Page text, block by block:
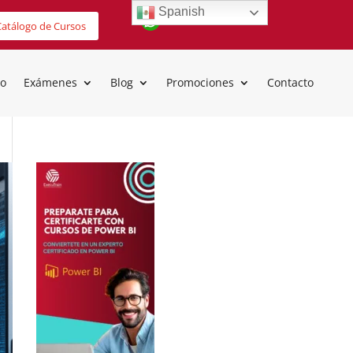
de Cursos
Exámenes Blog Promociones Contacto
Spanish